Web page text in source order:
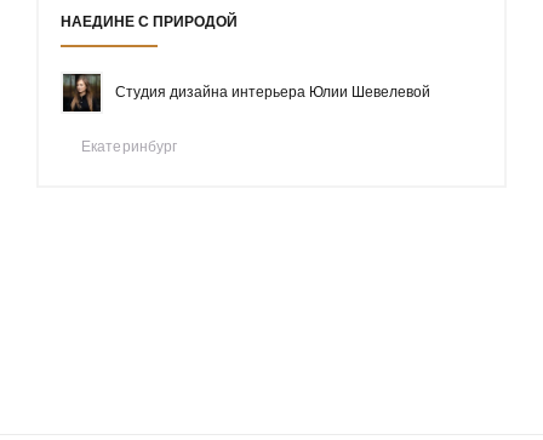
НАЕДИНЕ С ПРИРОДОЙ
Студия дизайна интерьера Юлии Шевелевой
Екатеринбург